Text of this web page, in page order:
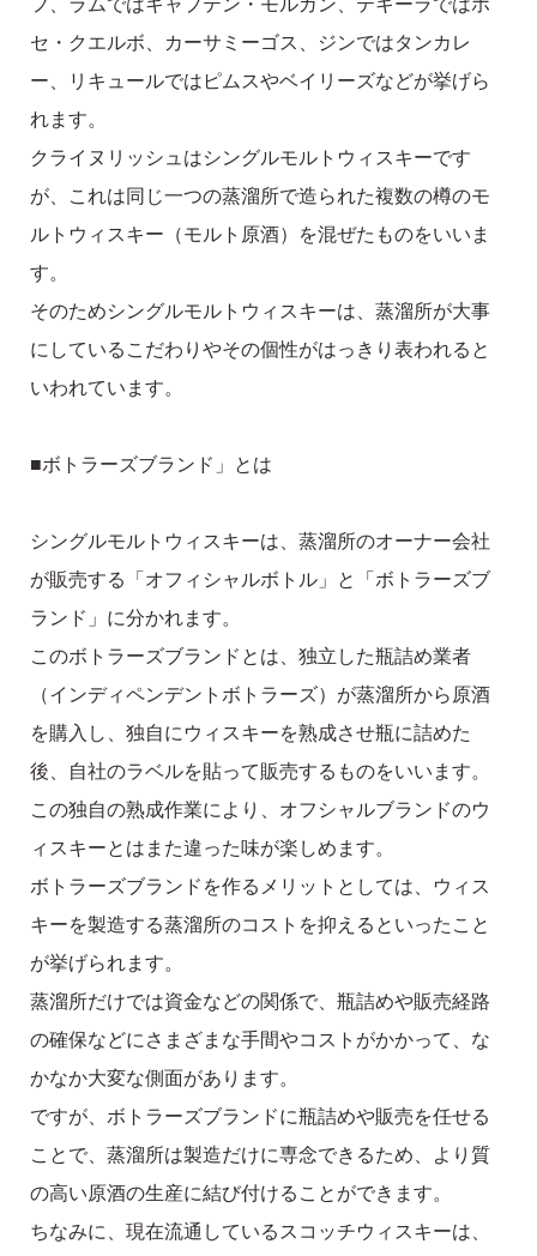
セ・クエルボ、カーサミーゴス、ジンではタンカレ
ー、リキュールではピムスやベイリーズなどが挙げら
れます。
クライヌリッシュはシングルモルトウィスキーです
が、これは同じ一つの蒸溜所で造られた複数の樽のモ
ルトウィスキー（モルト原酒）を混ぜたものをいいま
す。
そのためシングルモルトウィスキーは、蒸溜所が大事
にしているこだわりやその個性がはっきり表われると
いわれています。
■ボトラーズブランド」とは
シングルモルトウィスキーは、蒸溜所のオーナー会社
が販売する「オフィシャルボトル」と「ボトラーズブ
ランド」に分かれます。
このボトラーズブランドとは、独立した瓶詰め業者
（インディペンデントボトラーズ）が蒸溜所から原酒
を購入し、独自にウィスキーを熟成させ瓶に詰めた
後、自社のラベルを貼って販売するものをいいます。
この独自の熟成作業により、オフシャルブランドのウ
ィスキーとはまた違った味が楽しめます。
ボトラーズブランドを作るメリットとしては、ウィス
キーを製造する蒸溜所のコストを抑えるといったこと
が挙げられます。
蒸溜所だけでは資金などの関係で、瓶詰めや販売経路
の確保などにさまざまな手間やコストがかかって、な
かなか大変な側面があります。
ですが、ボトラーズブランドに瓶詰めや販売を任せる
ことで、蒸溜所は製造だけに専念できるため、より質
の高い原酒の生産に結び付けることができます。
ちなみに、現在流通しているスコッチウィスキーは、